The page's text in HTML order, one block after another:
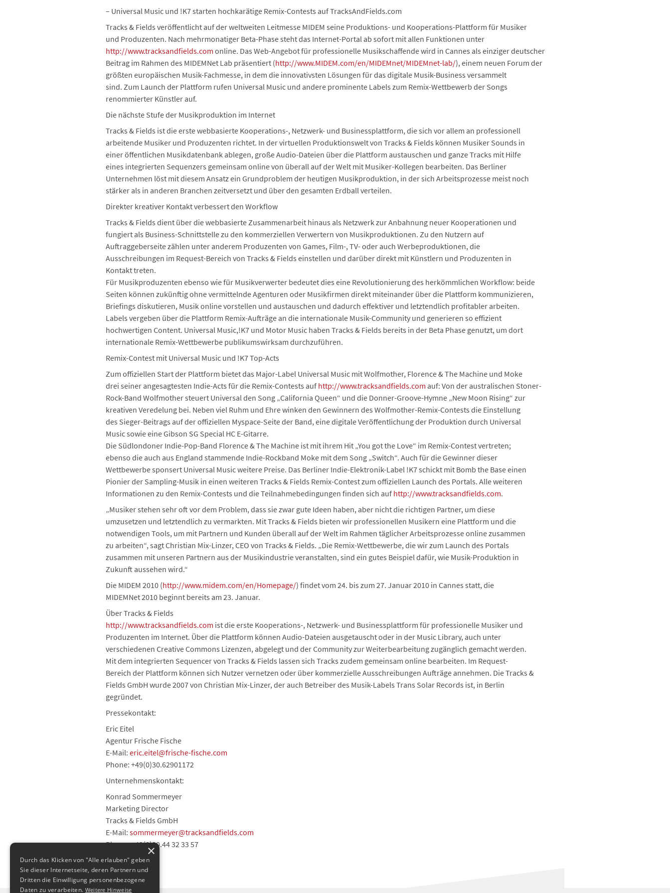
– Universal Music und !K7 starten hochkarätige Remix-Contests auf TracksAndFields.com
Tracks & Fields veröffentlicht auf der weltweiten Leitmesse MIDEM seine Produktions- und Kooperations-Plattform für Musiker
und Produzenten. Nach mehrmonatiger Beta-Phase steht das Internet-Portal ab sofort mit allen Funktionen unter
http://www.tracksandfields.com online. Das Web-Angebot für professionelle Musikschaffende wird in Cannes als einziger deutscher
Beitrag im Rahmen des MIDEMNet Lab präsentiert (http://www.MIDEM.com/en/MIDEMnet/MIDEMnet-lab/), einem neuen Forum der
größten europäischen Musik-Fachmesse, in dem die innovativsten Lösungen für das digitale Musik-Business versammelt
sind. Zum Launch der Plattform rufen Universal Music und andere prominente Labels zum Remix-Wettbewerb der Songs
renommierter Künstler auf.
Die nächste Stufe der Musikproduktion im Internet
Tracks & Fields ist die erste webbasierte Kooperations-, Netzwerk- und Businessplattform, die sich vor allem an professionell
arbeitende Musiker und Produzenten richtet. In der virtuellen Produktionswelt von Tracks & Fields können Musiker Sounds in
einer öffentlichen Musikdatenbank ablegen, große Audio-Dateien über die Plattform austauschen und ganze Tracks mit Hilfe
eines integrierten Sequenzers gemeinsam online von überall auf der Welt mit Musiker-Kollegen bearbeiten. Das Berliner
Unternehmen löst mit diesem Ansatz ein Grundproblem der heutigen Musikproduktion, in der sich Arbeitsprozesse meist noch
stärker als in anderen Branchen zeitversetzt und über den gesamten Erdball verteilen.
Direkter kreativer Kontakt verbessert den Workflow
Tracks & Fields dient über die webbasierte Zusammenarbeit hinaus als Netzwerk zur Anbahnung neuer Kooperationen und
fungiert als Business-Schnittstelle zu den kommerziellen Verwertern von Musikproduktionen. Zu den Nutzern auf
Auftraggeberseite zählen unter anderem Produzenten von Games, Film-, TV- oder auch Werbeproduktionen, die
Ausschreibungen im Request-Bereich von Tracks & Fields einstellen und darüber direkt mit Künstlern und Produzenten in
Kontakt treten.
Für Musikproduzenten ebenso wie für Musikverwerter bedeutet dies eine Revolutionierung des herkömmlichen Workflow: beide
Seiten können zukünftig ohne vermittelnde Agenturen oder Musikfirmen direkt miteinander über die Plattform kommunizieren,
Briefings diskutieren, Musik online vorstellen und austauschen und dadurch effektiver und letztendlich profitabler arbeiten.
Labels vergeben über die Plattform Remix-Aufträge an die internationale Musik-Community und generieren so effizient
hochwertigen Content. Universal Music,!K7 und Motor Music haben Tracks & Fields bereits in der Beta Phase genutzt, um dort
internationale Remix-Wettbewerbe publikumswirksam durchzuführen.
Remix-Contest mit Universal Music und !K7 Top-Acts
Zum offiziellen Start der Plattform bietet das Major-Label Universal Music mit Wolfmother, Florence & The Machine und Moke
drei seiner angesagtesten Indie-Acts für die Remix-Contests auf http://www.tracksandfields.com auf: Von der australischen Stoner-
Rock-Band Wolfmother steuert Universal den Song „California Queen“ und die Donner-Groove-Hymne „New Moon Rising“ zur
kreativen Veredelung bei. Neben viel Ruhm und Ehre winken den Gewinnern des Wolfmother-Remix-Contests die Einstellung
des Sieger-Beitrags auf der offiziellen Myspace-Seite der Band, eine digitale Veröffentlichung der Produktion durch Universal
Music sowie eine Gibson SG Special HC E-Gitarre.
Die Südlondoner Indie-Pop-Band Florence & The Machine ist mit ihrem Hit „You got the Love“ im Remix-Contest vertreten;
ebenso die auch aus England stammende Indie-Rockband Moke mit dem Song „Switch“. Auch für die Gewinner dieser
Wettbewerbe sponsert Universal Music weitere Preise. Das Berliner Indie-Elektronik-Label !K7 schickt mit Bomb the Base einen
Pionier der Sampling-Musik in einen weiteren Tracks & Fields Remix-Contest zum offiziellen Launch des Portals. Alle weiteren
Informationen zu den Remix-Contests und die Teilnahmebedingungen finden sich auf http://www.tracksandfields.com.
„Musiker stehen sehr oft vor dem Problem, dass sie zwar gute Ideen haben, aber nicht die richtigen Partner, um diese
umzusetzen und letztendlich zu vermarkten. Mit Tracks & Fields bieten wir professionellen Musikern eine Plattform und die
notwendigen Tools, um mit Partnern und Kunden überall auf der Welt im Rahmen täglicher Arbeitsprozesse online zusammen
zu arbeiten“, sagt Christian Mix-Linzer, CEO von Tracks & Fields. „Die Remix-Wettbewerbe, die wir zum Launch des Portals
zusammen mit unseren Partnern aus der Musikindustrie veranstalten, sind ein gutes Beispiel dafür, wie Musik-Produktion in
Zukunft aussehen wird.“
Die MIDEM 2010 (http://www.midem.com/en/Homepage/) findet vom 24. bis zum 27. Januar 2010 in Cannes statt, die
MIDEMNet 2010 beginnt bereits am 23. Januar.
Über Tracks & Fields
http://www.tracksandfields.com ist die erste Kooperations-, Netzwerk- und Businessplattform für professionelle Musiker und
Produzenten im Internet. Über die Plattform können Audio-Dateien ausgetauscht oder in der Music Library, auch unter
verschiedenen Creative Commons Lizenzen, abgelegt und der Community zur Weiterbearbeitung zugänglich gemacht werden.
Mit dem integrierten Sequencer von Tracks & Fields lassen sich Tracks zudem gemeinsam online bearbeiten. Im Request-
Bereich der Plattform können sich Nutzer vernetzen oder über kommerzielle Ausschreibungen Aufträge annehmen. Die Tracks &
Fields GmbH wurde 2007 von Christian Mix-Linzer, der auch Betreiber des Musik-Labels Trans Solar Records ist, in Berlin
gegründet.
Pressekontakt:
Eric Eitel
Agentur Frische Fische
E-Mail: eric.eitel@frische-fische.com
Phone: +49(0)30.62901172
Unternehmenskontakt:
Konrad Sommermeyer
Marketing Director
Tracks & Fields GmbH
E-Mail: sommermeyer@tracksandfields.com
Phone: +49(0)30.44 32 33 57
×
Durch das Klicken von "Alle erlauben" geben
Sie dieser Internetseite, deren Partnern und
Dritten die Einwilligung personenbezogene
Daten zu verarbeiten. Weitere Hinweise